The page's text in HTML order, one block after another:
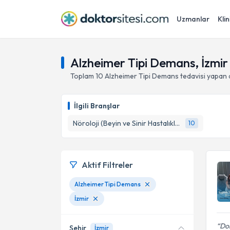
Uzmanlar
Alzheimer Tipi Demans, İzmir
Toplam 10 Alzheimer Tipi Demans tedavisi yapan
İlgili Branşlar
Nöroloji (Beyin ve Sinir Hastalıkları)
10
Aktif Filtreler
Alzheimer Tipi Demans
İzmir
Şehir İzmir